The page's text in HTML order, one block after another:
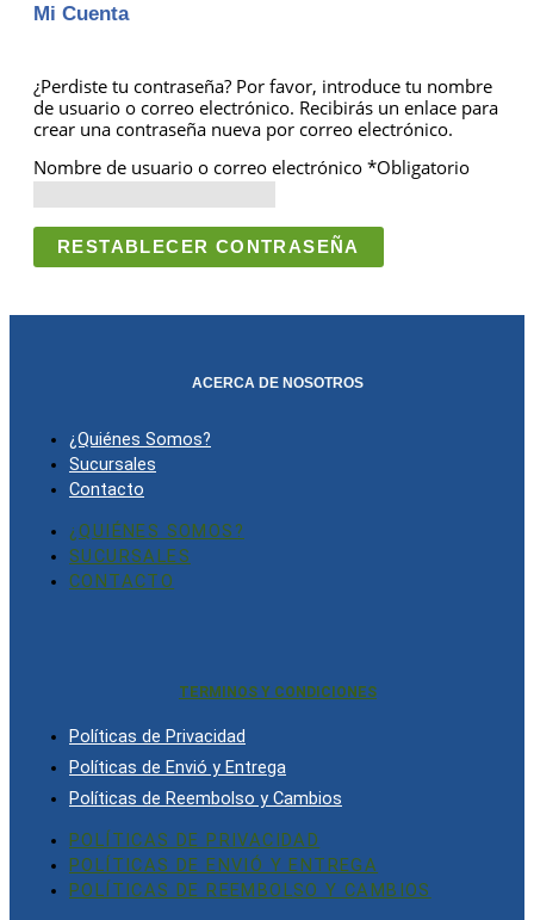
Mi Cuenta
¿Perdiste tu contraseña? Por favor, introduce tu nombre
de usuario o correo electrónico. Recibirás un enlace para
crear una contraseña nueva por correo electrónico.
Nombre de usuario o correo electrónico *Obligatorio
RESTABLECER CONTRASEÑA
ACERCA DE NOSOTROS
¿Quiénes Somos?
Sucursales
Contacto
¿QUIÉNES SOMOS?
SUCURSALES
CONTACTO
TERMINOS Y CONDICIONES
Políticas de Privacidad
Políticas de Envió y Entrega
Políticas de Reembolso y Cambios
POLÍTICAS DE PRIVACIDAD
POLÍTICAS DE ENVIÓ Y ENTREGA
POLÍTICAS DE REEMBOLSO Y CAMBIOS